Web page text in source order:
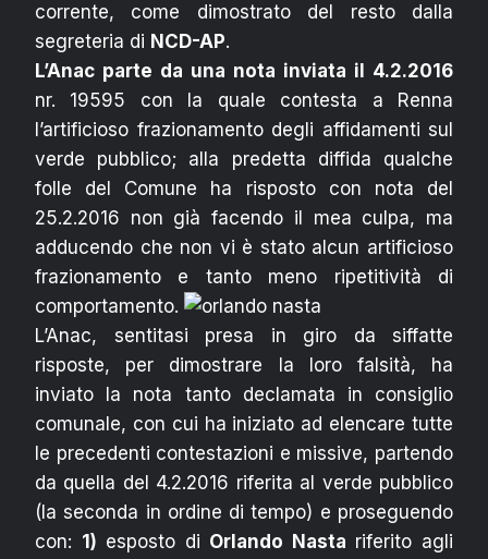
corrente, come dimostrato del resto dalla
segreteria di NCD-AP.
L’Anac parte da una nota inviata il 4.2.2016
nr. 19595 con la quale contesta a Renna
l’artificioso frazionamento degli affidamenti sul
verde pubblico; alla predetta diffida qualche
folle del Comune ha risposto con nota del
25.2.2016 non già facendo il mea culpa, ma
adducendo che non vi è stato alcun artificioso
frazionamento e tanto meno ripetitività di
comportamento.
L’Anac, sentitasi presa in giro da siffatte
risposte, per dimostrare la loro falsità, ha
inviato la nota tanto declamata in consiglio
comunale, con cui ha iniziato ad elencare tutte
le precedenti contestazioni e missive, partendo
da quella del 4.2.2016 riferita al verde pubblico
(la seconda in ordine di tempo) e proseguendo
con: 1) esposto di Orlando Nasta riferito agli